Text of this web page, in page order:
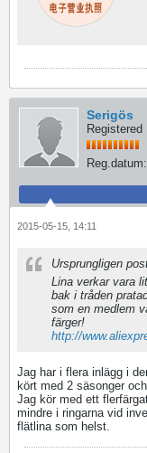
Serigös
Registered
Reg.datum:
2015-05-15, 14:11
Ursprungligen
Lina verkar vara
bak i tråden
som en medlem
färger!
http://
Jag har i flera inlägg i
kört med 2 säsonger
Jag kör med ett
mindre i ringarna vid
flätlina som helst.